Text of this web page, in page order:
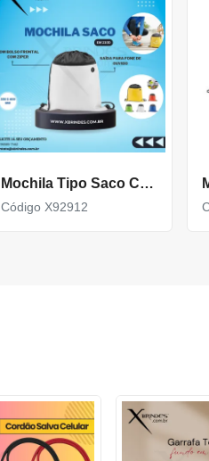
Mochila Tipo Saco Com Bolso Na Frente E Abertura Pra Fone X92912
Código X92912